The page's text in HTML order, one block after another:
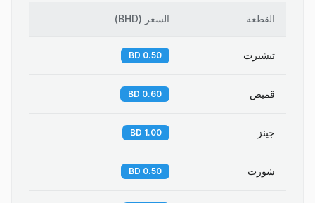
القطعة السعر (
BHD
)
تيشيرت 0.50 BD
قميص 0.60 BD
جينز 1.00 BD
شورت 0.50 BD